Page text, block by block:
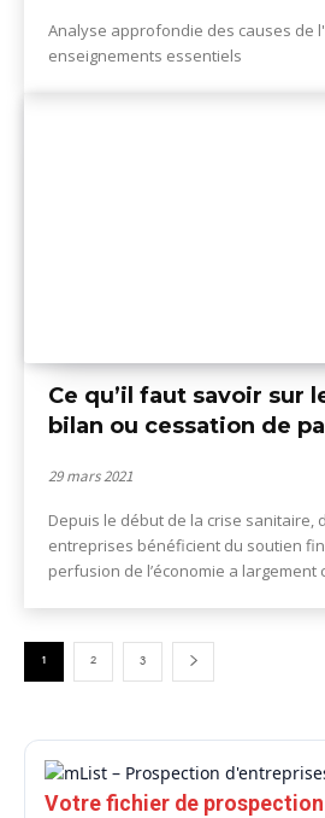
Analyse approfondie des causes de
enseignements essentiels
Ce qu’il faut savoir sur
bilan ou cessation de
29 mars 2021
Depuis le début de la crise sanitaire,
entreprises bénéficient du soutien
perfusion de l’économie a largement
1 2 3
Votre fichier de prospection